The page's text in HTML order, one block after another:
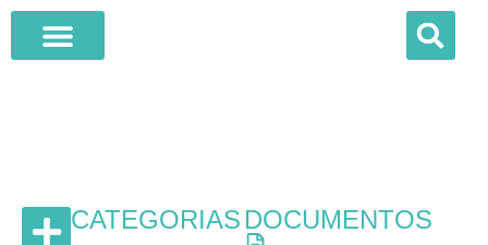
CATEGORIAS DOCUMENTOS